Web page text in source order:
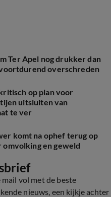
Ter Apel nog drukker dan
overschreden
op plan voor
uitsluiten van
te ver
komt na ophef terug op
en geweld
vol met de beste
nieuws, een kijkje achter